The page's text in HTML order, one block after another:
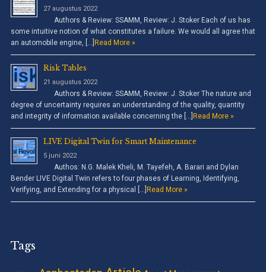
27 augustus 2022
Authors & Review: SSAMM, Review: J. Stoker Each of us has
some intuitive notion of what constitutes a failure. We would all agree that
an automobile engine, […] Read More »
Risk Tables
21 augustus 2022
Authors & Review: SSAMM, Review: J. Stoker The nature and
degree of uncertainty requires an understanding of the quality, quantity
and integrity of information available concerning the […] Read More »
LIVE Digital Twin for Smart Maintenance
5 juni 2022
Authos: N.G. Malek Kheli, M. Tayefeh, A. Barari and Dylan
Bender LIVE Digital Twin refers to four phases of Learning, Identifying,
Verifying, and Extending for a physical […] Read More »
Tags